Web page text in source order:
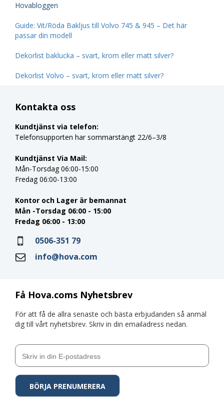
Hovabloggen
Guide: Vit/Röda Bakljus till Volvo 745 & 945 – Det här
passar din modell
Dekorlist baklucka – svart, krom eller matt silver?
Dekorlist Volvo – svart, krom eller matt silver?
Få Hova.coms Nyhetsbrev
För att få de allra senaste och bästa erbjudanden så anmäl
dig till vårt nyhetsbrev. Skriv in din emailadress nedan.
Kontakta oss
Kundtjänst via telefon:
Telefonsupporten har sommarstängt 22/6–3/8
Kundtjänst Via Mail:
Mån-Torsdag 06:00-15:00
Fredag 06:00-13:00
Kontor och Lager är bemannat
Mån -Torsdag 06:00 - 15:00
Fredag 06:00 - 13:00
0506-351 79
info@hova.com